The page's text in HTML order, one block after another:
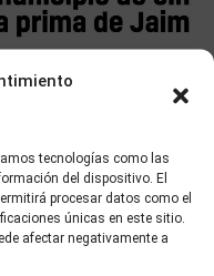
tecnologías como las
del dispositivo. El
procesar datos como el
únicas en este sitio.
afectar negativamente a